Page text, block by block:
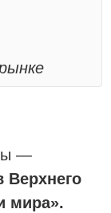
—
Верхнего
мира».